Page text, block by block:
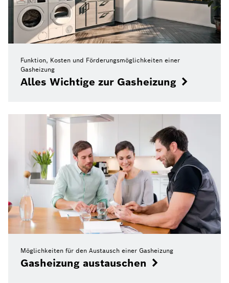
Funktion, Kosten und Förderungsmöglichkeiten einer
Gasheizung
Alles Wichtige zur Gasheizung
Möglichkeiten für den Austausch einer Gasheizung
Gasheizung austauschen